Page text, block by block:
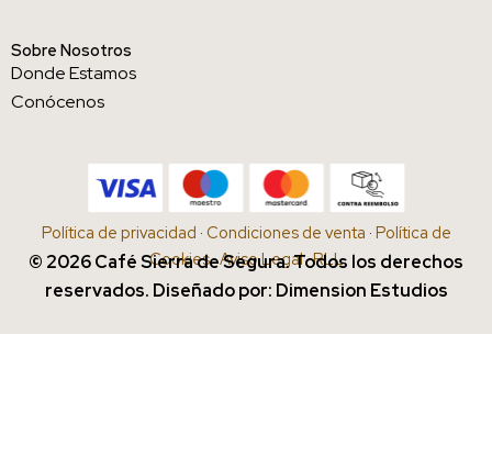
Sobre Nosotros
Donde Estamos
Conócenos
Política de privacidad · Condiciones de venta · Política de
Cookies·Aviso Legal·RLL
© 2026 Café Sierra de Segura. Todos los derechos
reservados. Diseñado por: Dimension Estudios